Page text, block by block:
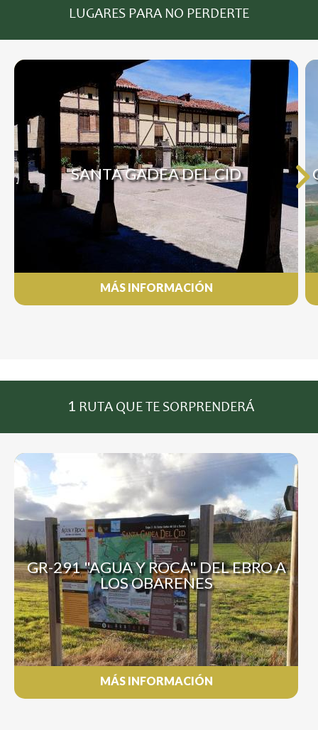
LUGARES PARA NO PERDERTE
SANTA GADEA DEL CID
MÁS INFORMACIÓN
1 RUTA QUE TE SORPRENDERÁ
GR-291 "AGUA Y ROCA" DEL EBRO A
LOS OBARENES
MÁS INFORMACIÓN